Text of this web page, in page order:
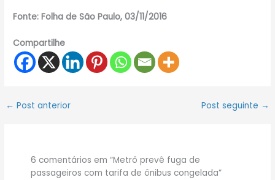
Fonte: Folha de São Paulo, 03/11/2016
Compartilhe
← Post anterior Post seguinte →
6 comentários em “Metrô prevê fuga de
passageiros com tarifa de ônibus congelada”